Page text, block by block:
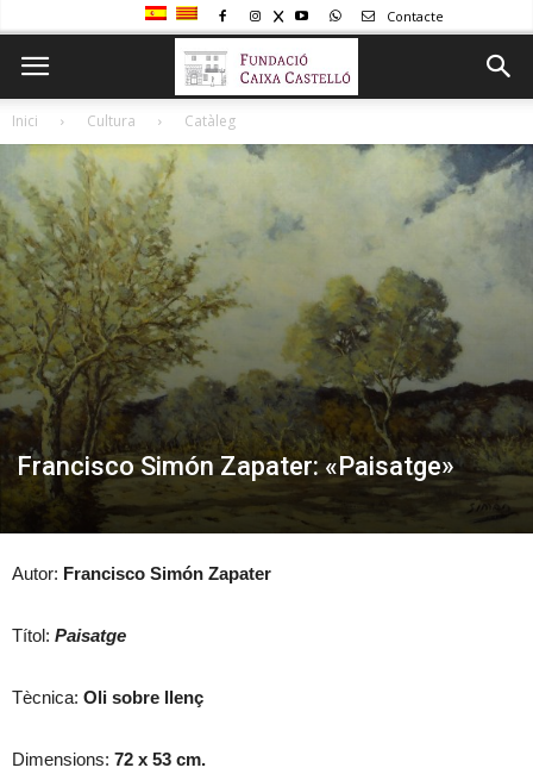
Contacte
Inici Cultura Catàleg
Francisco Simón Zapater: «Paisatge»
Autor: Francisco Simón Zapater
Títol: Paisatge
Tècnica: Oli sobre llenç
Dimensions: 72 x 53 cm.